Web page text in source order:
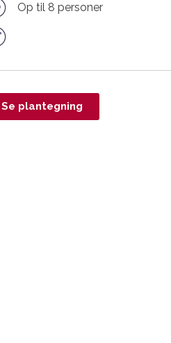
Op til 8 personer
Se plantegning